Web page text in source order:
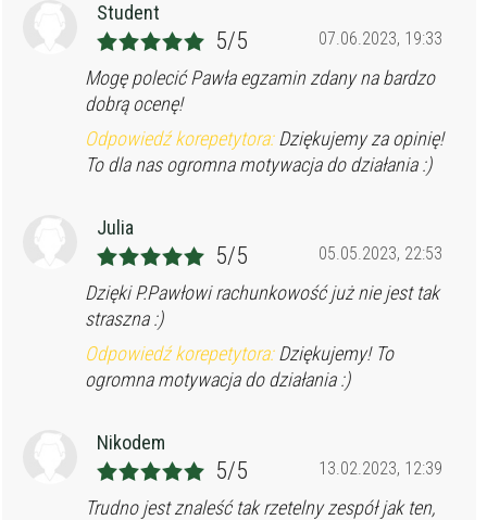
Student
07.06.2023, 19:33
5/5
Mogę polecić Pawła egzamin zdany na bardzo
dobrą ocenę!
Odpowiedź korepetytora:Dziękujemy za opinię!
To dla nas ogromna motywacja do działania :)
Julia
05.05.2023, 22:53
5/5
Dzięki P.Pawłowi rachunkowość już nie jest tak
straszna :)
Odpowiedź korepetytora:Dziękujemy! To
ogromna motywacja do działania :)
Nikodem
13.02.2023, 12:39
5/5
Trudno jest znaleść tak rzetelny zespół jak ten,